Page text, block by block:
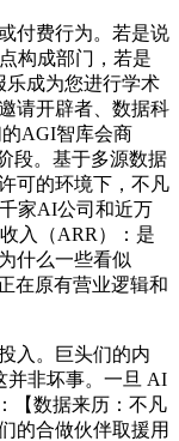
付费行为。若是说
构成部门，若是
乐成为您进行学术
请开辟者、数据科
AGI智库会商
段。基于多源数据
可的环境下，不凡
家AI公司和近万
入（ARR）：是
什么一些看似
在原有营业逻辑和
入。巨头们的内
并非坏事。一旦 AI
【数据来历：不凡
的合做伙伴取援用